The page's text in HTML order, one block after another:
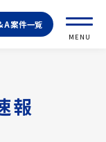
案件一覧
MENU
報